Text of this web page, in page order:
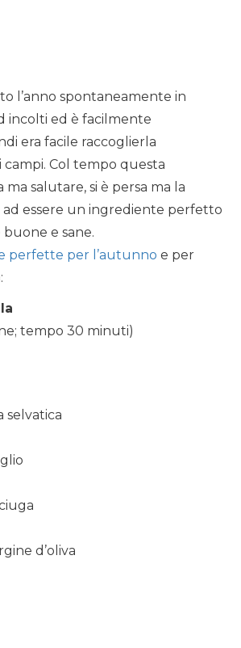
l’anno spontaneamente in
incolti ed è facilmente
era facile raccoglierla
Col tempo questa
salutare, si è persa ma la
essere un ingrediente perfetto
buone e sane.
perfette per l’autunno e per
tempo 30 minuti)
selvatica
d’oliva